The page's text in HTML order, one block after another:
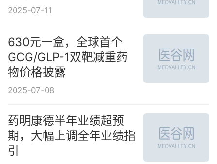
2025-07-11
630元一盒，全球首个
GCG/GLP-1双靶减重药
物价格披露
2025-07-08
药明康德半年业绩超预
期，大幅上调全年业绩指
引